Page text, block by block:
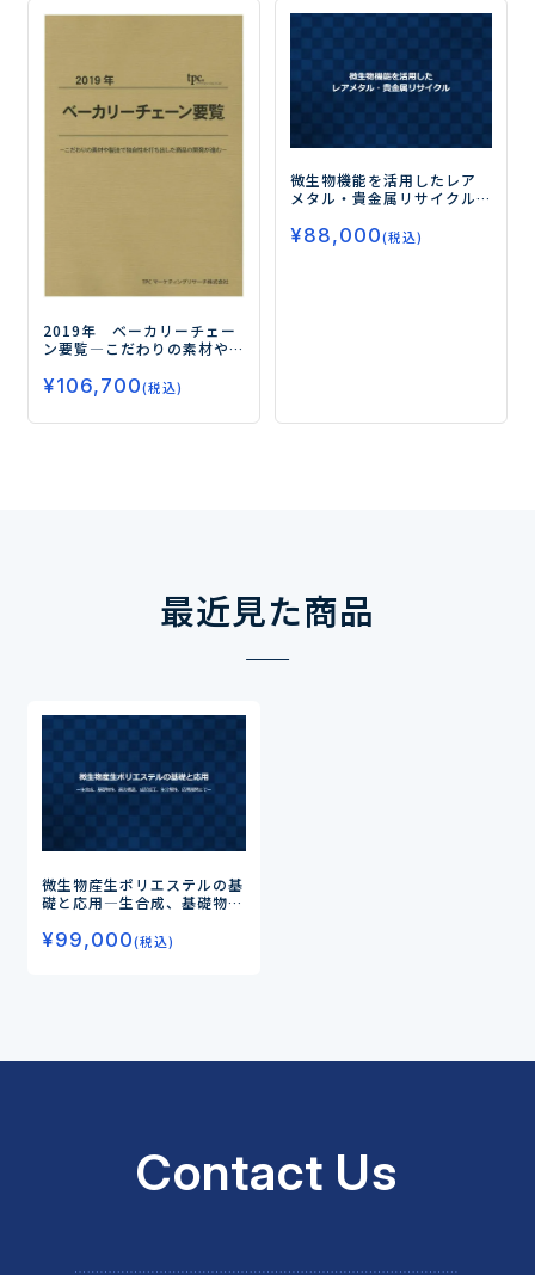
2019年 ベーカリーチェー
ン要覧―こだわりの素材や
商品の開発が進む―
¥106,700(税込)
微生物機能を活用したレア
メタル・貴金属リサイクル
シーズー
¥88,000(税込)
最近見た商品
微生物産生ポリエステルの基
礎と応用―生合成、基礎物
分解性、応用展開まで―
¥99,000(税込)
Contact Us